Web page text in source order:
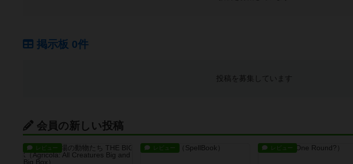
掲示板 0件
投稿を募集しています
会員の新しい投稿
レビュー レビュー レビュー